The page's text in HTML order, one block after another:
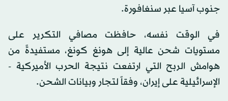
جنوب آسيا عبر سنغافورة.
في الوقت نفسه، حافظت مصافي التكرير على
مستويات شحن عالية إلى هونغ كونغ، مستفيدةً من
هوامش الربح التي ارتفعت نتيجة الحرب الأميركية -
الإسرائيلية على إيران، وفقاً لتجار وبيانات الشحن.